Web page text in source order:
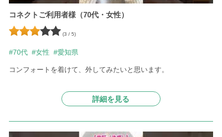
コネクトご利用者様（70代・女性）
(3 / 5)
#70代 #女性 #愛知県
コンフォートを着けて、外してみたいと思います。
詳細を見る